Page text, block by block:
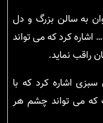
به سالن بزرگ و دل
اشاره کرد که می تواند
راقب نماید.
سبزی اشاره کرد که با
که می تواند چشم هر